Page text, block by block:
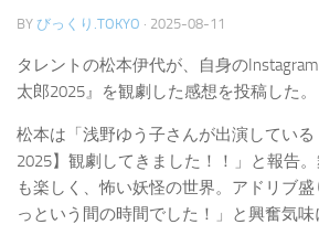
BY びっくり.TOKYO · 2025-08-11
タレントの松本伊代が、自身の
太郎2025』を観劇した感想を投稿した。
松本は「浅野ゆう子さんが出演してい
2025】観劇してきました！！」と報告
も楽しく、怖い妖怪の世界。アドリブ
っという間の時間でした！」と興奮気味